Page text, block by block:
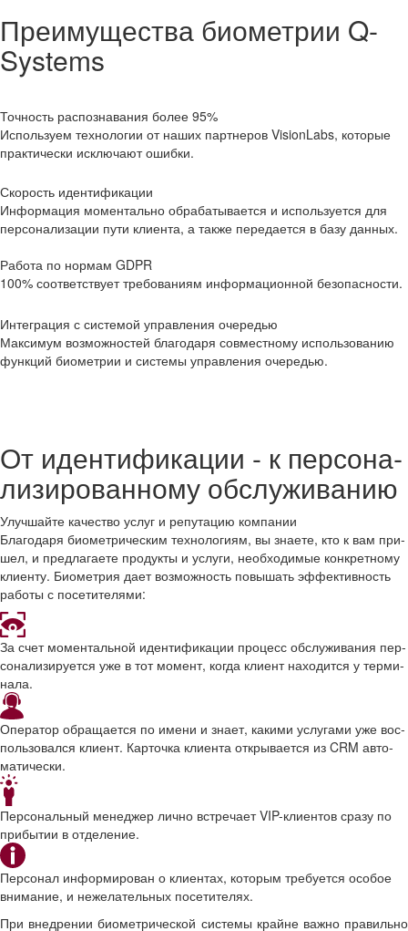
Пре­иму­ще­ства био­мет­рии Q-​
Systems
Точ­ность рас­по­зна­ва­ния более 95%
Ис­поль­зу­ем тех­но­ло­гии от наших парт­не­ров VisionLabs, ко­то­рые
прак­ти­че­ски ис­клю­ча­ют ошиб­ки.
Ско­рость иден­ти­фи­ка­ции
Ин­фор­ма­ция мо­мен­таль­но об­ра­ба­ты­ва­ет­ся и ис­поль­зу­ет­ся для
пер­со­на­ли­за­ции пути кли­ен­та, а также пе­ре­да­ет­ся в базу дан­ных.
Ра­бо­та по нор­мам GDPR
100% со­от­вет­ству­ет тре­бо­ва­ни­ям ин­фор­ма­ци­он­ной без­опас­но­сти.
Ин­те­гра­ция с си­сте­мой управ­ле­ния оче­ре­дью
Мак­си­мум воз­мож­но­стей бла­го­да­ря сов­мест­но­му ис­поль­зо­ва­нию
функ­ций био­мет­рии и си­сте­мы управ­ле­ния оче­ре­дью.
От иден­ти­фи­ка­ции - к пер­со­на­
ли­зи­ро­ван­но­му об­слу­жи­ва­нию
Улуч­шай­те ка­че­ство услуг и ре­пу­та­цию ком­па­нии
Бла­го­да­ря био­мет­ри­че­ским тех­но­ло­ги­ям, вы зна­е­те, кто к вам при­
шел, и пред­ла­га­е­те про­дук­ты и услу­ги, необ­хо­ди­мые кон­крет­но­му
кли­ен­ту. Био­мет­рия дает воз­мож­ность по­вы­шать эф­фек­тив­ность
ра­бо­ты с по­се­ти­те­ля­ми:
За счет мо­мен­таль­ной иден­ти­фи­ка­ции про­цесс об­слу­жи­ва­ния пер­
со­на­ли­зи­ру­ет­ся уже в тот мо­мент, когда кли­ент на­хо­дит­ся у тер­ми­
на­ла.
Опе­ра­тор об­ра­ща­ет­ся по имени и знает, ка­ки­ми услу­га­ми уже вос­
поль­зо­вал­ся кли­ент. Кар­точ­ка кли­ен­та от­кры­ва­ет­ся из CRM ав­то­
ма­ти­че­ски.
Пер­со­наль­ный ме­не­джер лично встре­ча­ет VIP-​клиентов сразу по
при­бы­тии в от­де­ле­ние.
Пер­со­нал ин­фор­ми­ро­ван о кли­ен­тах, ко­то­рым тре­бу­ет­ся осо­бое
вни­ма­ние, и неже­ла­тель­ных по­се­ти­те­лях.
При внед­ре­нии био­мет­ри­че­ской си­сте­мы крайне важно пра­виль­но